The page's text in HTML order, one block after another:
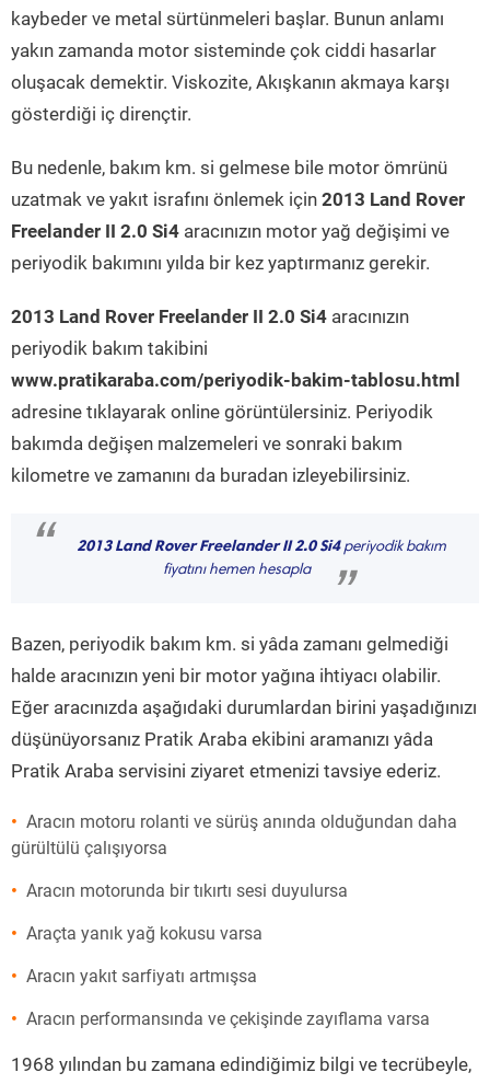
kaybeder ve metal sürtünmeleri başlar. Bunun anlamı
yakın zamanda motor sisteminde çok ciddi hasarlar
oluşacak demektir. Viskozite, Akışkanın akmaya karşı
gösterdiği iç dirençtir.
Bu nedenle, bakım km. si gelmese bile motor ömrünü
uzatmak ve yakıt israfını önlemek için 2013 Land Rover
Freelander II 2.0 Si4 aracınızın motor yağ değişimi ve
periyodik bakımını yılda bir kez yaptırmanız gerekir.
2013 Land Rover Freelander II 2.0 Si4 aracınızın
periyodik bakım takibini
www.pratikaraba.com/periyodik-bakim-tablosu.html
adresine tıklayarak online görüntülersiniz. Periyodik
bakımda değişen malzemeleri ve sonraki bakım
kilometre ve zamanını da buradan izleyebilirsiniz.
“ 2013 Land Rover Freelander II 2.0 Si4periyodik bakım
fiyatını hemen hesapla
”
Bazen, periyodik bakım km. si yâda zamanı gelmediği
halde aracınızın yeni bir motor yağına ihtiyacı olabilir.
Eğer aracınızda aşağıdaki durumlardan birini yaşadığınızı
düşünüyorsanız Pratik Araba ekibini aramanızı yâda
Pratik Araba servisini ziyaret etmenizi tavsiye ederiz.
Aracın motoru rolanti ve sürüş anında olduğundan daha
gürültülü çalışıyorsa
Aracın motorunda bir tıkırtı sesi duyulursa
Araçta yanık yağ kokusu varsa
Aracın yakıt sarfiyatı artmışsa
Aracın performansında ve çekişinde zayıflama varsa
1968 yılından bu zamana edindiğimiz bilgi ve tecrübeyle,